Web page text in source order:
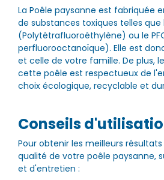
La Poêle paysanne est fabriquée
de substances toxiques telles que
(Polytétrafluoroéthylène) ou le
perfluorooctanoïque). Elle est
et celle de votre famille. De plus,
cette poêle est respectueux de
choix écologique, recyclable et
Conseils
Pour obtenir les meilleurs
qualité de votre poêle paysanne,
et d'entretien :